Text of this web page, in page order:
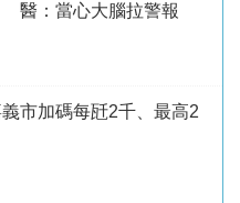
醫：當心大腦拉警報
市加碼每瓩2千、最高2